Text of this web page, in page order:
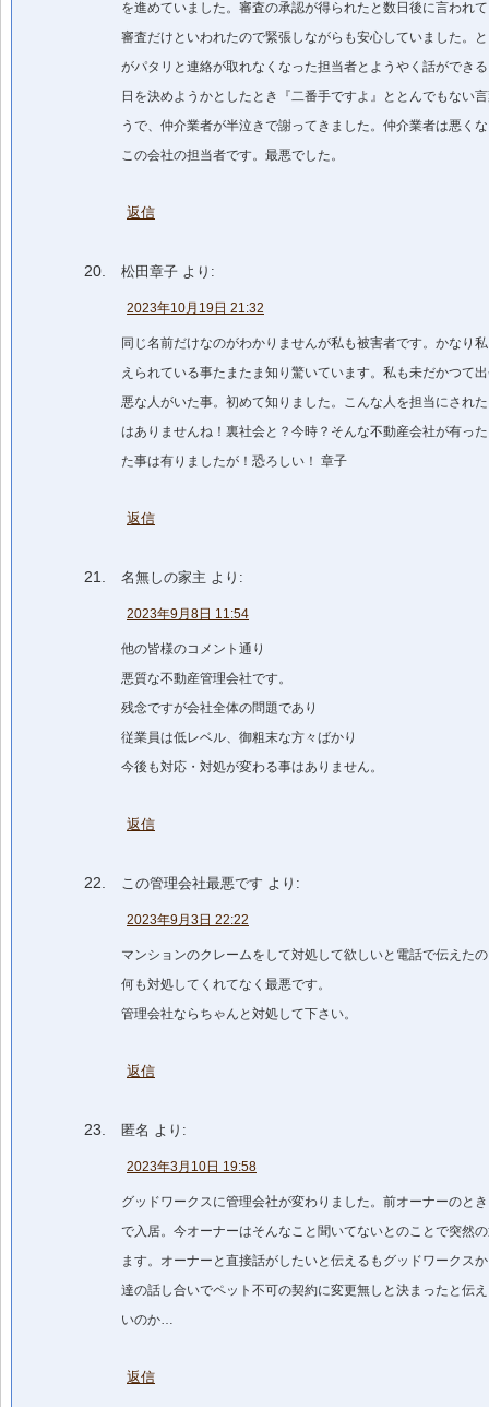
を進めていました。審査の承認が得られたと数日後に言われ
審査だけといわれたので緊張しながらも安心していました。
がパタリと連絡が取れなくなった担当者とようやく話ができ
日を決めようかとしたとき『二番手ですよ』ととんでもない
うで、仲介業者が半泣きで謝ってきました。仲介業者は悪く
この会社の担当者です。最悪でした。
返信
松田章子 より:
2023年10月19日 21:32
同じ名前だけなのがわかりませんが私も被害者です。かなり
えられている事たまたま知り驚いています。私も未だかつて
悪な人がいた事。初めて知りました。こんな人を担当にされ
はありませんね！裏社会と？今時？そんな不動産会社が有っ
た事は有りましたが！恐ろしい！ 章子
返信
名無しの家主 より:
2023年9月8日 11:54
他の皆様のコメント通り
悪質な不動産管理会社です。
残念ですが会社全体の問題であり
従業員は低レベル、御粗末な方々ばかり
今後も対応・対処が変わる事はありません。
返信
この管理会社最悪です より:
2023年9月3日 22:22
マンションのクレームをして対処して欲しいと電話で伝えた
何も対処してくれてなく最悪です。
管理会社ならちゃんと対処して下さい。
返信
匿名 より:
2023年3月10日 19:58
グッドワークスに管理会社が変わりました。前オーナーのと
で入居。今オーナーはそんなこと聞いてないとのことで突然
ます。オーナーと直接話がしたいと伝えるもグッドワークス
達の話し合いでペット不可の契約に変更無しと決まったと伝
いのか…
返信